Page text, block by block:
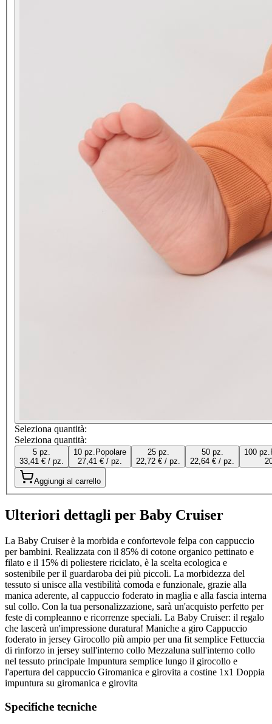
Seleziona quantità:
Seleziona quantità:
5 pz.
33,41 € / pz.
10 pz. Popolare
27,41 € / pz.
25 pz.
22,72 € / pz.
50 pz.
22,64 € / pz.
100 pz.
Aggiungi al carrello
Ulteriori dettagli per Baby Cruiser
La Baby Cruiser è la morbida e confortevole felpa con cappuccio
per bambini. Realizzata con il 85% di cotone organico pettinato e
filato e il 15% di poliestere riciclato, è la scelta ecologica e
sostenibile per il guardaroba dei più piccoli. La morbidezza del
tessuto si unisce alla vestibilità comoda e funzionale, grazie alla
manica aderente, al cappuccio foderato in maglia e alla fascia interna
sul collo. Con la tua personalizzazione, sarà un'acquisto perfetto per
feste di compleanno e ricorrenze speciali. La Baby Cruiser: il regalo
che lascerà un'impressione duratura! Maniche a giro Cappuccio
foderato in jersey Girocollo più ampio per una fit semplice Fettuccia
di rinforzo in jersey sull'interno collo Mezzaluna sull'interno collo
nel tessuto principale Impuntura semplice lungo il girocollo e
l'apertura del cappuccio Giromanica e girovita a costine 1x1 Doppia
impuntura su giromanica e girovita
Specifiche tecniche